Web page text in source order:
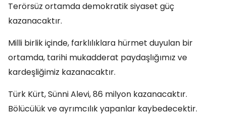
Terörsüz ortamda demokratik siyaset güç
kazanacaktır.
Milli birlik içinde, farklılıklara hürmet duyulan bir
ortamda, tarihi mukadderat paydaşlığımız ve
kardeşliğimiz kazanacaktır.
Türk Kürt, Sünni Alevi, 86 milyon kazanacaktır.
Bölücülük ve ayrımcılık yapanlar kaybedecektir.